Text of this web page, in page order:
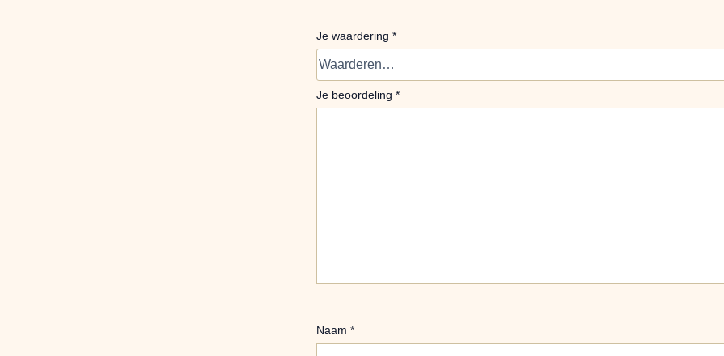
Je waardering *
Je beoordeling *
Naam *